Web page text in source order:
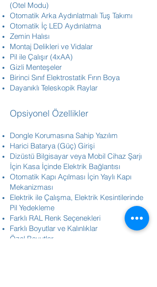
(Otel Modu)
Otomatik Arka Aydınlatmalı Tuş Takımı
Otomatik İç LED Aydınlatma
Zemin Halısı
Montaj Delikleri ve Vidalar
Pil ile Çalışır (4xAA)
Gizli Menteşeler
Birinci Sınıf Elektrostatik Fırın Boya
Dayanıklı Teleskopik Raylar
Opsiyonel Özellikler
Dongle Korumasına Sahip Yazılım
Harici Batarya (Güç) Girişi
Dizüstü Bilgisayar veya Mobil Cihaz Şarjı
İçin Kasa İçinde Elektrik Bağlantısı
Otomatik Kapı Açılması İçin Yaylı Kapı
Mekanizması
Elektrik ile Çalışma, Elektrik Kesintilerinde
Pil Yedekleme
Farklı RAL Renk Seçenekleri
Farklı Boyutlar ve Kalınlıklar
Özel Boyutlar